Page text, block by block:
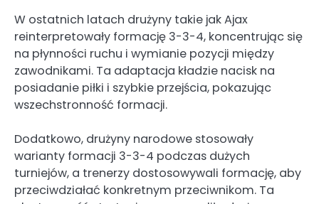
W ostatnich latach drużyny takie jak Ajax
reinterpretowały formację 3-3-4, koncentrując się
na płynności ruchu i wymianie pozycji między
zawodnikami. Ta adaptacja kładzie nacisk na
posiadanie piłki i szybkie przejścia, pokazując
wszechstronność formacji.
Dodatkowo, drużyny narodowe stosowały
warianty formacji 3-3-4 podczas dużych
turniejów, a trenerzy dostosowywali formację, aby
przeciwdziałać konkretnym przeciwnikom. Ta